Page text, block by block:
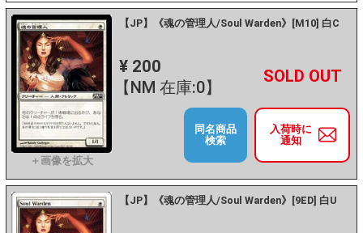
【JP】《魂の管理人/Soul Warden》[M10] 白C
¥ 200
【NM 在庫:0】
－ +
入荷時に
通知
同名商品
検索
【JP】《魂の管理人/Soul Warden》[9ED] 白U